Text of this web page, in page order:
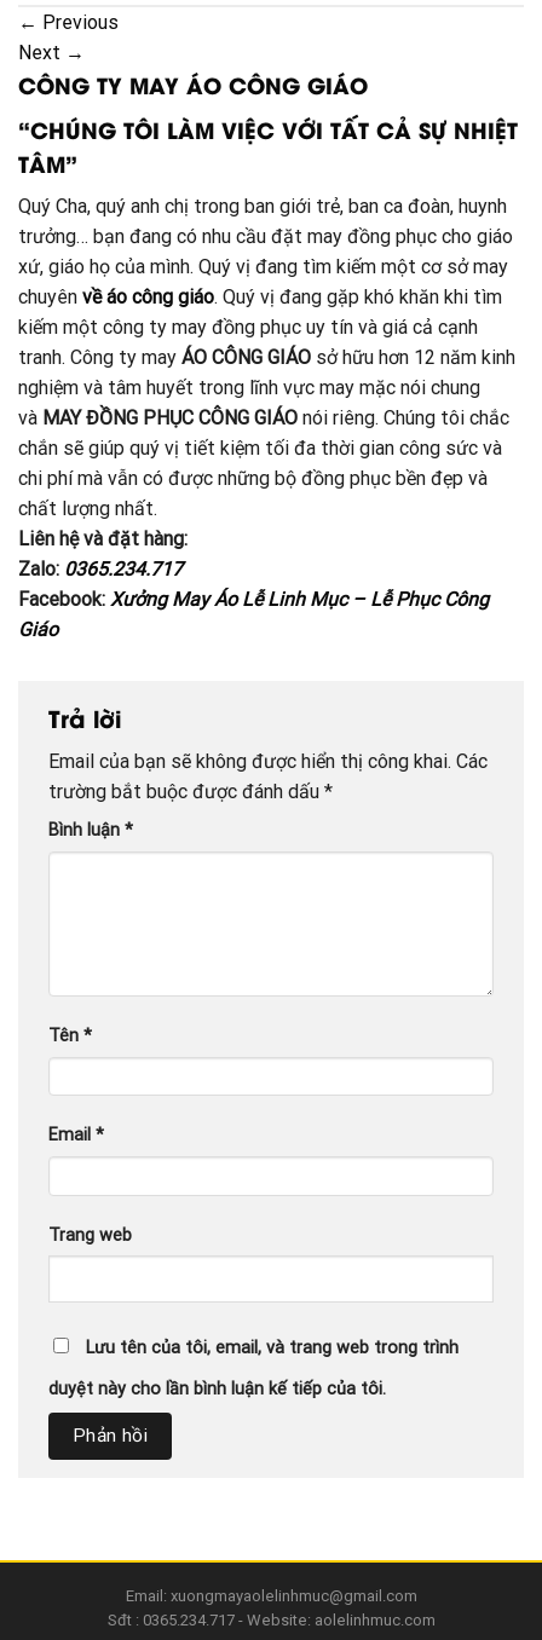
← Previous
Next →
CÔNG TY MAY ÁO CÔNG GIÁO
“CHÚNG TÔI LÀM VIỆC VỚI TẤT CẢ SỰ NHIỆT
TÂM”
Quý Cha, quý anh chị trong ban giới trẻ, ban ca đoàn, huynh
trưởng… bạn đang có nhu cầu đặt may đồng phục cho giáo
xứ, giáo họ của mình. Quý vị đang tìm kiếm một cơ sở may
chuyên về áo công giáo. Quý vị đang gặp khó khăn khi tìm
kiếm một công ty may đồng phục uy tín và giá cả cạnh
tranh. Công ty may ÁO CÔNG GIÁO sở hữu hơn 12 năm kinh
nghiệm và tâm huyết trong lĩnh vực may mặc nói chung
và MAY ĐỒNG PHỤC CÔNG GIÁO nói riêng. Chúng tôi chắc
chắn sẽ giúp quý vị tiết kiệm tối đa thời gian công sức và
chi phí mà vẫn có được những bộ đồng phục bền đẹp và
chất lượng nhất.
Liên hệ và đặt hàng:
Zalo: 0365.234.717
Facebook: Xưởng May Áo Lễ Linh Mục – Lễ Phục Công
Giáo
Trả lời
Email của bạn sẽ không được hiển thị công khai. Các
trường bắt buộc được đánh dấu *
Bình luận *
Tên *
Email *
Trang web
Lưu tên của tôi, email, và trang web trong trình
duyệt này cho lần bình luận kế tiếp của tôi.
Email: xuongmayaolelinhmuc@gmail.com
Sđt : 0365.234.717 - Website: aolelinhmuc.com